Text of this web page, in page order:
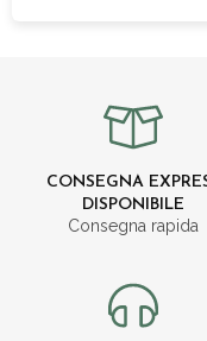
CONSEGNA
DISPONIBILE
Consegna rapida